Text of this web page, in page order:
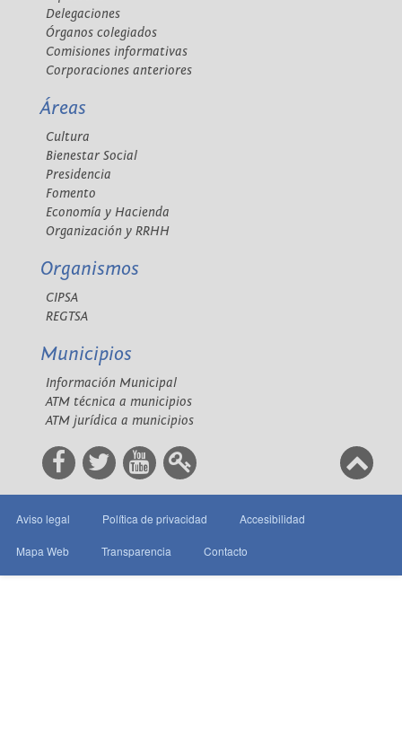
Delegaciones
Órganos colegiados
Comisiones informativas
Corporaciones anteriores
Áreas
Cultura
Bienestar Social
Presidencia
Fomento
Economía y Hacienda
Organización y RRHH
Organismos
CIPSA
REGTSA
Municipios
Información Municipal
ATM técnica a municipios
ATM jurídica a municipios
Aviso legal Política de privacidad Accesibilidad
Mapa Web Transparencia Contacto